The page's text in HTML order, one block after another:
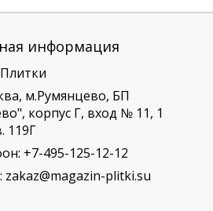
информация
м.Румянцево, БП
корпус Г, вход № 11, 1
119Г
+7-495-125-12-12
zakaz@magazin-plitki.su